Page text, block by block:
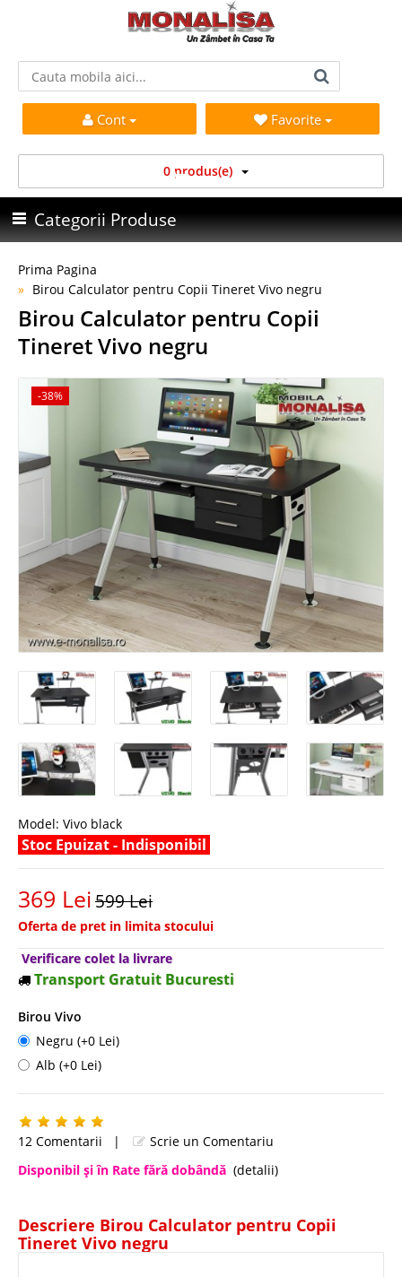
Cont Favorite
0 produs(e)
Categorii Produse
Prima Pagina
Birou Calculator pentru Copii Tineret Vivo negru
Birou Calculator pentru Copii
Tineret Vivo negru
-38%
Model: Vivo black
Stoc Epuizat - Indisponibil
369 Lei599 Lei
Oferta de pret in limita stocului
Verificare colet la livrare
Transport Gratuit Bucuresti
Birou Vivo
Negru (+0 Lei)
Alb (+0 Lei)
12 Comentarii |
Scrie un Comentariu
Disponibil şi în Rate fără dobândă (detalii)
Descriere Birou Calculator pentru Copii
Tineret Vivo negru